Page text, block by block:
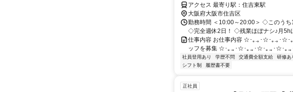
アクセス 最寄り駅：住吉東駅
大阪府大阪市住吉区
勤務時間 ＜10:00～20:00＞ ◇このう
◇完全週休2日！ ◇残業ほぼナシ♪月5h
仕事内容 お仕事内容 ☆･｡.｡･☆･｡.｡･☆･
ッフを募集 ☆･｡.｡･☆･｡.｡･☆･｡.｡･☆･｡.
社員登用あり 学歴不問 交通費全額支給 研修あ
シフト制
履歴書不要
正社員